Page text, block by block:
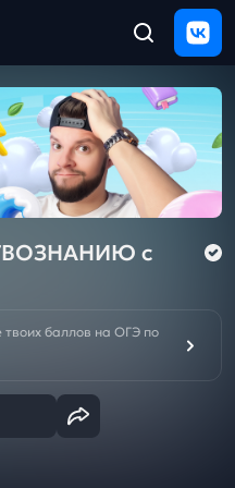
c
твоих баллов на ОГЭ по
лайфхаки для
на экзамене!